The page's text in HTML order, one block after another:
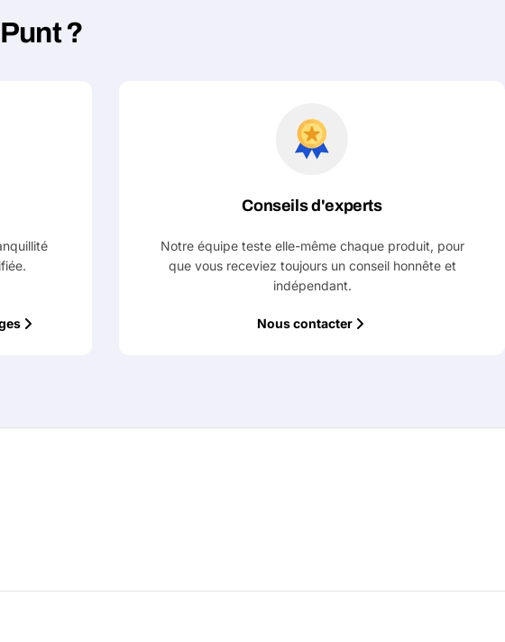
?
Conseils d'experts
Notre équipe teste elle-même chaque produit, pour
que vous receviez toujours un conseil honnête et
indépendant.
Nous contacter